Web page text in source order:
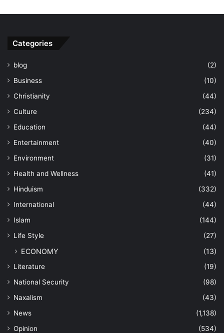
Categories
blog
(2)
Business
(10)
Christianity
(44)
Culture
(234)
Education
(44)
Entertainment
(40)
Environment
(31)
Health and Wellness
(41)
Hinduism
(332)
International
(44)
Islam
(144)
Life Style
(27)
ECONOMY (13)
Literature
(19)
National Security
(98)
Naxalism
(43)
News
(1,138)
Opinion
(534)